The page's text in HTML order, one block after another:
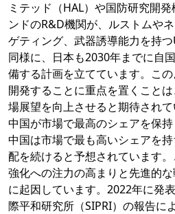
ミテッド（HAL）や国防研究開
ンドのR&D機関が、ルストムや
ゲティング、武器誘導能力を持つ
同様に、日本も2030年までに自
備する計画を立てています。こ
開発することに重点を置くこと
場展望を向上させると期待されて
中国が市場で最高のシェアを保
中国は市場で最も高いシェアを
配を続けると予想されています
強化への注力の高まりと先進的
に起因しています。2022年に発
際平和研究所（SIPRI）の報告に